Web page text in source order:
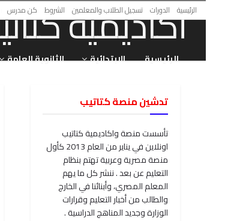
الرئيسية الدورات تسجيل الطلاب والمعلمين الشروط كن مدرس
الرئيسية الابتدائية الثانوية العامة
تدشين منصة كتاتيب
تأسست منصة واكاديمية كتاتيب
اونلاين في يناير من العام 2013 كأول
منصة مصرية وعربية تهتم بنظام
التعليم عن بعد . ننشر كل ما يهم
المعلم المصري، وأبنائنا في الخارج
والطالب من أخبار التعليم وقرارات
الوزارة وجديد المناهج الدراسية .